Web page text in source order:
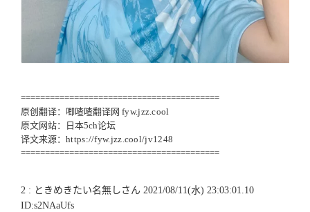
=========================================
原创翻译：唧喳喳翻译网 fyw.jzz.cool
原文网站：日本5ch论坛
译文来源： https://fyw.jzz.cool/jv1248
=========================================
2 : ときめきたい名無しさん 2021/08/11(水) 23:03:01.10
ID:s2NAaUfs